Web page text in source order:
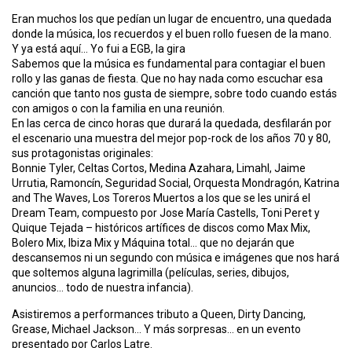
Eran muchos los que pedían un lugar de encuentro, una quedada
donde la música, los recuerdos y el buen rollo fuesen de la mano.
Y ya está aquí… Yo fui a EGB, la gira
Sabemos que la música es fundamental para contagiar el buen
rollo y las ganas de fiesta. Que no hay nada como escuchar esa
canción que tanto nos gusta de siempre, sobre todo cuando estás
con amigos o con la familia en una reunión.
En las cerca de cinco horas que durará la quedada, desfilarán por
el escenario una muestra del mejor pop-rock de los años 70 y 80,
sus protagonistas originales:
Bonnie Tyler, Celtas Cortos, Medina Azahara, Limahl, Jaime
Urrutia, Ramoncín, Seguridad Social, Orquesta Mondragón, Katrina
and The Waves, Los Toreros Muertos a los que se les unirá el
Dream Team, compuesto por Jose María Castells, Toni Peret y
Quique Tejada – históricos artífices de discos como Max Mix,
Bolero Mix, Ibiza Mix y Máquina total… que no dejarán que
descansemos ni un segundo con música e imágenes que nos hará
que soltemos alguna lagrimilla (películas, series, dibujos,
anuncios… todo de nuestra infancia).
Asistiremos a performances tributo a Queen, Dirty Dancing,
Grease, Michael Jackson… Y más sorpresas… en un evento
presentado por Carlos Latre.